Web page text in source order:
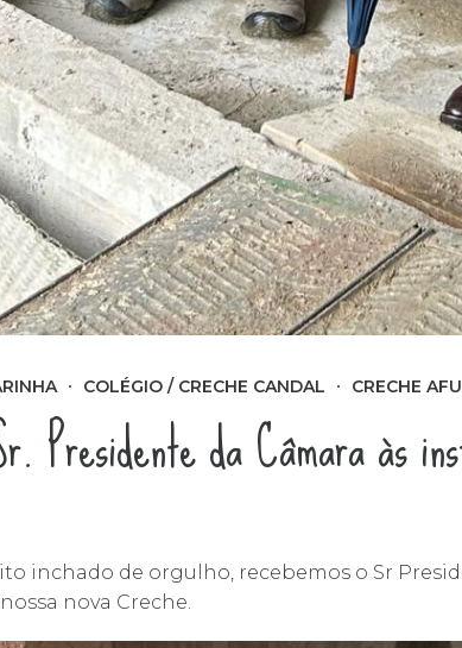
COLÉGIO / CRECHE CANDAL CRECHE
Presidente da Câmara às
inchado de orgulho, recebemos o Sr
nova Creche.